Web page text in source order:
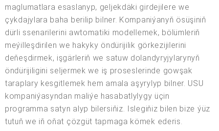
maglumatlara esaslanyp, geljekdäki girdejilere we
çykdajylara baha berilip bilner. Kompaniýanyň ösüşiniň
dürli ssenarilerini awtomatiki modellemek, bölümleriň
meýilleşdirilen we hakyky öndürijilik görkezijilerini
deňeşdirmek, işgärleriň we satuw dolandyryjylarynyň
öndürijiligini seljermek we iş proseslerinde gowşak
taraplary kesgitlemek hem amala aşyrylyp bilner. USU
kompaniýasyndan maliýe hasabatlylygy üçin
programma satyn alyp bilersiňiz. Islegiňiz bilen bize ýüz
tutuň we iň oňat çözgüt tapmaga kömek ederis.